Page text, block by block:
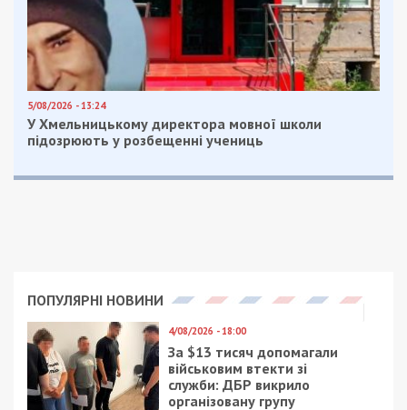
5/08/2026 - 13:24
У Хмельницькому директора мовної школи
підозрюють у розбещенні учениць
ПОПУЛЯРНІ НОВИНИ
4/08/2026 - 18:00
За $13 тисяч допомагали
військовим втекти зі
служби: ДБР викрило
організовану групу